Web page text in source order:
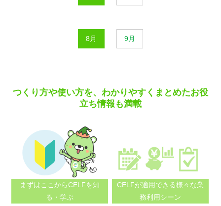
8月 9月
つくり方や使い方を、わかりやすくまとめたお役
立ち情報も満載
まずはここからCELFを知
る・学ぶ
CELFが適用できる様々な業
務利用シーン